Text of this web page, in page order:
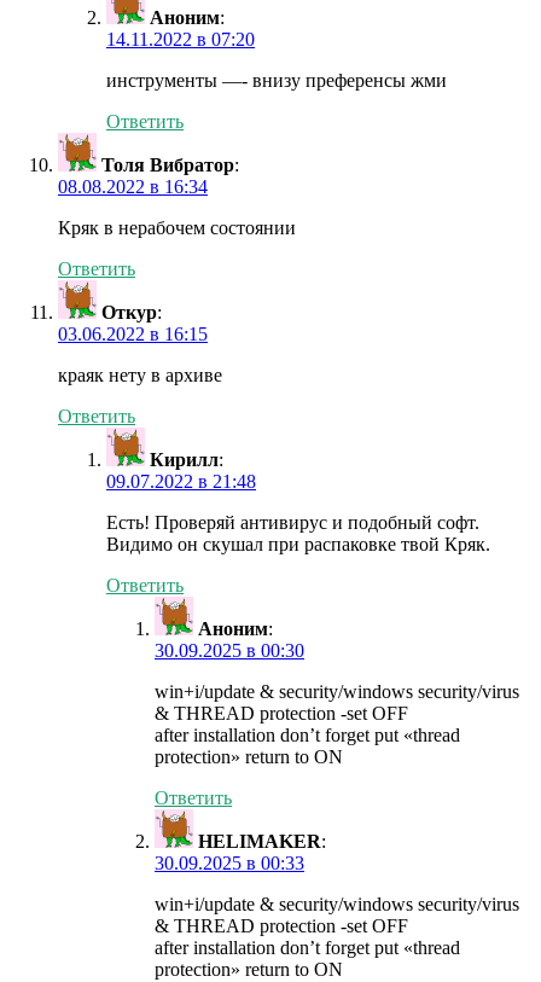
Аноним:
14.11.2022 в 07:20
инструменты —- внизу преференсы жми
Ответить
Толя Вибратор:
08.08.2022 в 16:34
Кряк в нерабочем состоянии
Ответить
Откур:
03.06.2022 в 16:15
краяк нету в архиве
Ответить
Кирилл:
09.07.2022 в 21:48
Есть! Проверяй антивирус и подобный софт.
Видимо он скушал при распаковке твой Кряк.
Ответить
Аноним:
30.09.2025 в 00:30
win+i/update & security/windows security/virus
& THREAD protection -set OFF
after installation don’t forget put «thread
protection» return to ON
Ответить
HELIMAKER:
30.09.2025 в 00:33
win+i/update & security/windows security/virus
& THREAD protection -set OFF
after installation don’t forget put «thread
protection» return to ON